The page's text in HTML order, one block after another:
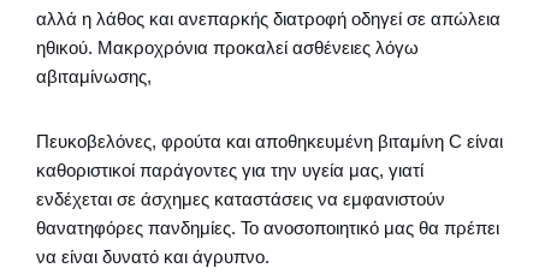
αλλά η λάθος και ανεπαρκής διατροφή οδηγεί σε απώλεια
ηθικού. Μακροχρόνια προκαλεί ασθένειες λόγω
αβιταμίνωσης,
Πευκοβελόνες, φρούτα και αποθηκευμένη βιταμίνη C είναι
καθοριστικοί παράγοντες για την υγεία μας, γιατί
ενδέχεται σε άσχημες καταστάσεις να εμφανιστούν
θανατηφόρες πανδημίες. Το ανοσοποιητικό μας θα πρέπει
να είναι δυνατό και άγρυπνο.